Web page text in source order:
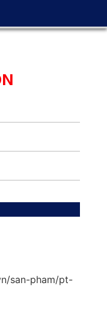
san-pham/pt-